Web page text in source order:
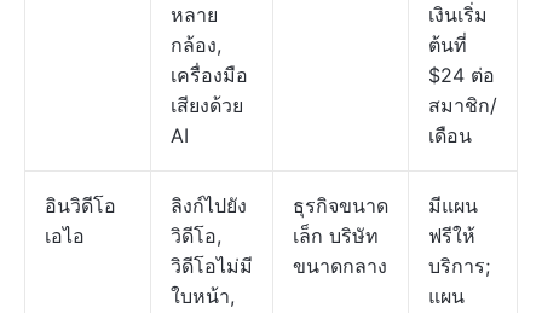
หลาย
กล้อง,
เครื่องมือ
เสียงด้วย
AI
เงินเริ่ม
ต้นที่
$24 ต่อ
สมาชิก/
เดือน
อินวิดีโอ
เอไอ
ลิงก์ไปยัง
วิดีโอ,
วิดีโอไม่มี
ใบหน้า,
ธุรกิจขนาด
เล็ก บริษัท
ขนาดกลาง
มีแผน
ฟรีให้
บริการ;
แผน